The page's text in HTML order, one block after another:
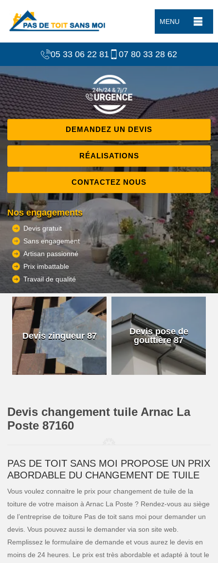
MENU
05 33 06 22 81 07 80 33 28 62
DEMANDEZ UN DEVIS
RÉALISATIONS
CONTACTEZ NOUS
Nos engagements
Devis gratuit
Sans engagement
Artisan passionné
Prix imbattable
Travail de qualité
Devis zingueur 87
Devis pose de
gouttière 87
Devis changement tuile Arnac La
Poste 87160
PAS DE TOIT SANS MOI PROPOSE UN PRIX
ABORDABLE DU CHANGEMENT DE TUILE
Vous voulez connaitre le prix pour changement de tuile de la
toiture de votre maison à Arnac La Poste ? Rendez-vous au siège
de l’entreprise de toiture Pas de toit sans moi pour demander un
devis. Vous pouvez aussi le demander via son site web.
Remplissez le formulaire de demande et vous aurez le devis en
moins de 24 heures. Le prix est très abordable et adapté à tout le